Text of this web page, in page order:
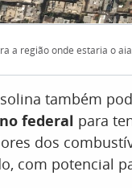
a região onde estaria o
também
federal para
dos
com potencial